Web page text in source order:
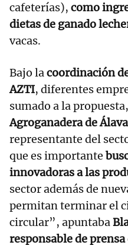
cafeterías), como
dietas de ganado
vacas.
Bajo lacoordinación
AZTI, diferentes
sumado a la
Agroganadera de
representante del
que es importante
innovadoras a las
sector además de
permitan terminar el
circular”, apuntaba
responsable de